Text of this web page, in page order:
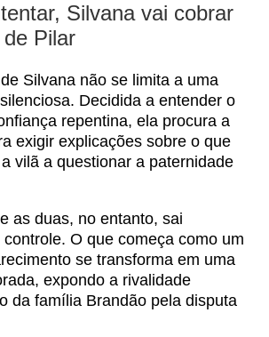
Silvana vai cobrar
Pilar
Silvana não se limita a uma
Decidida a entender o
repentina, ela procura a
exigir explicações sobre o que
vilã a questionar a paternidade
as duas, no entanto, sai
O que começa como um
se transforma em uma
expondo a rivalidade
da família Brandão pela disputa